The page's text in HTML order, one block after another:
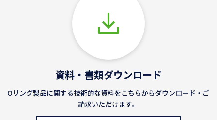
資料・書類ダウンロード
Oリング製品に関する技術的な資料をこちらからダウンロード・ご
請求いただけます。